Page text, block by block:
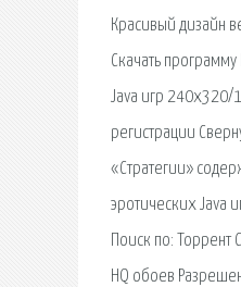
Красивый дизайн
Скачать
Java игр 240х320/
регистрации
«Стратегии»
эротических Java
Поиск по:
HQ обоев